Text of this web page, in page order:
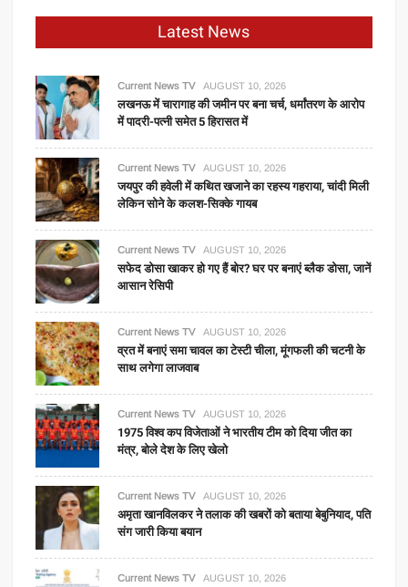
Latest News
Current News TV AUGUST 10, 2026
लखनऊ में चारागाह की जमीन पर बना चर्च, धर्मांतरण के आरोप
में पादरी-पत्नी समेत 5 हिरासत में
Current News TV AUGUST 10, 2026
जयपुर की हवेली में कथित खजाने का रहस्य गहराया, चांदी मिली
लेकिन सोने के कलश-सिक्के गायब
Current News TV AUGUST 10, 2026
सफेद डोसा खाकर हो गए हैं बोर? घर पर बनाएं ब्लैक डोसा, जानें
आसान रेसिपी
Current News TV AUGUST 10, 2026
व्रत में बनाएं समा चावल का टेस्टी चीला, मूंगफली की चटनी के
साथ लगेगा लाजवाब
Current News TV AUGUST 10, 2026
1975 विश्व कप विजेताओं ने भारतीय टीम को दिया जीत का
मंत्र, बोले देश के लिए खेलो
Current News TV AUGUST 10, 2026
अमृता खानविलकर ने तलाक की खबरों को बताया बेबुनियाद, पति
संग जारी किया बयान
Current News TV AUGUST 10, 2026